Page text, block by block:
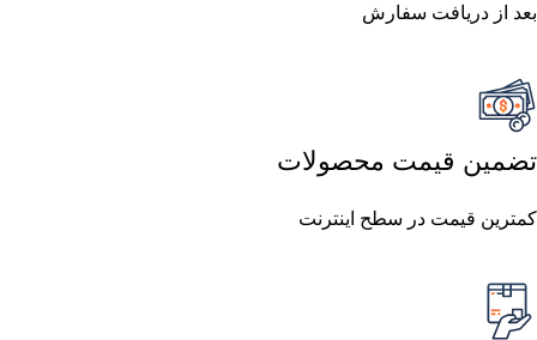
بعد از دریافت سفارش
تضمین قیمت محصولات
کمترین قیمت در سطح اینترنت